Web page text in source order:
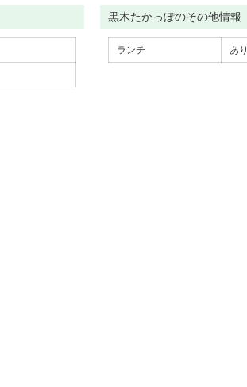
黒木たかっぽのその他情報
ランチ あり